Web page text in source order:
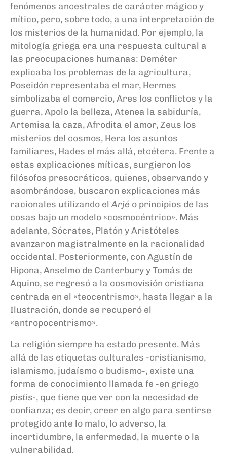
fenómenos ancestrales de carácter mágico y
mítico, pero, sobre todo, a una interpretación de
los misterios de la humanidad. Por ejemplo, la
mitología griega era una respuesta cultural a
las preocupaciones humanas: Deméter
explicaba los problemas de la agricultura,
Poseidón representaba el mar, Hermes
simbolizaba el comercio, Ares los conflictos y la
guerra, Apolo la belleza, Atenea la sabiduría,
Artemisa la caza, Afrodita el amor, Zeus los
misterios del cosmos, Hera los asuntos
familiares, Hades el más allá, etcétera. Frente a
estas explicaciones míticas, surgieron los
filósofos presocráticos, quienes, observando y
asombrándose, buscaron explicaciones más
racionales utilizando elArjé o principios de las
cosas bajo un modelo «cosmocéntrico». Más
adelante, Sócrates, Platón y Aristóteles
avanzaron magistralmente en la racionalidad
occidental. Posteriormente, con Agustín de
Hipona, Anselmo de Canterbury y Tomás de
Aquino, se regresó a la cosmovisión cristiana
centrada en el «teocentrismo», hasta llegar a la
Ilustración, donde se recuperó el
«antropocentrismo».
La religión siempre ha estado presente. Más
allá de las etiquetas culturales -cristianismo,
islamismo, judaísmo o budismo-, existe una
forma de conocimiento llamada fe -en griego
pistis-, que tiene que ver con la necesidad de
confianza; es decir, creer en algo para sentirse
protegido ante lo malo, lo adverso, la
incertidumbre, la enfermedad, la muerte o la
vulnerabilidad.